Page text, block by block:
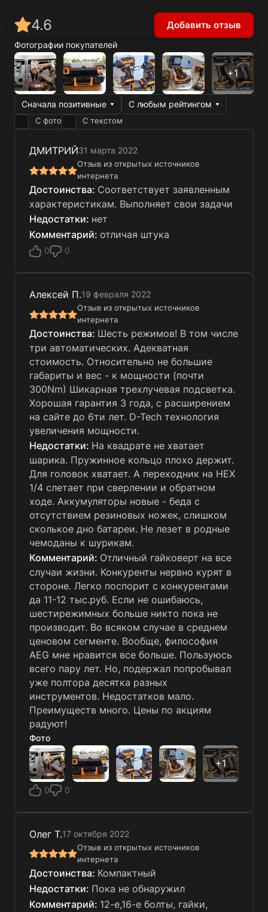
Фотографии покупателей
Сначала позитивные С любым рейтингом
С фото С текстом
ДМИТРИЙ31 марта 2022
Отзыв из открытых источников
интернета
Соответствует заявленным
характеристикам. Выполняет свои задачи
нет
отличая штука
0 0
Алексей П.19 февраля 2022
Отзыв из открытых источников
интернета
Шесть режимов! В том числе
три автоматических. Адекватная
стоимость. Относительно не большие
габариты и вес - к мощности (почти
300Nm) Шикарная трехлучевая подсветка.
Хорошая гарантия 3 года, с расширением
на сайте до 6ти лет. D-Tech технология
увеличения мощности.
На квадрате не хватает
шарика. Пружинное кольцо плохо держит.
Для головок хватает. А переходник на HEX
1/4 слетает при сверлении и обратном
ходе. Аккумуляторы новые - беда с
отсутствием резиновых ножек, слишком
сколькое дно батареи. Не лезет в родные
чемоданы к шурикам.
Отличный гайковерт на все
случаи жизни. Конкуренты нервно курят в
стороне. Легко поспорит с конкурентами
да 11-12 тыс.руб. Если не ошибаюсь,
шестирежимных больше никто пока не
производит. Во всяком случае в среднем
ценовом сегменте. Вообще, философия
AEG мне нравится все больше. Пользуюсь
всего пару лет. Но, подержал попробывал
уже полтора десятка разных
инструментов. Недостатков мало.
Преимуществ много. Цены по акциям
радуют!
Фото
0 0
Олег Т.17 октября 2022
Отзыв из открытых источников
интернета
Компактный
Пока не обнаружил
12-е,16-е болты, гайки,
4.6 Добавить отзыв